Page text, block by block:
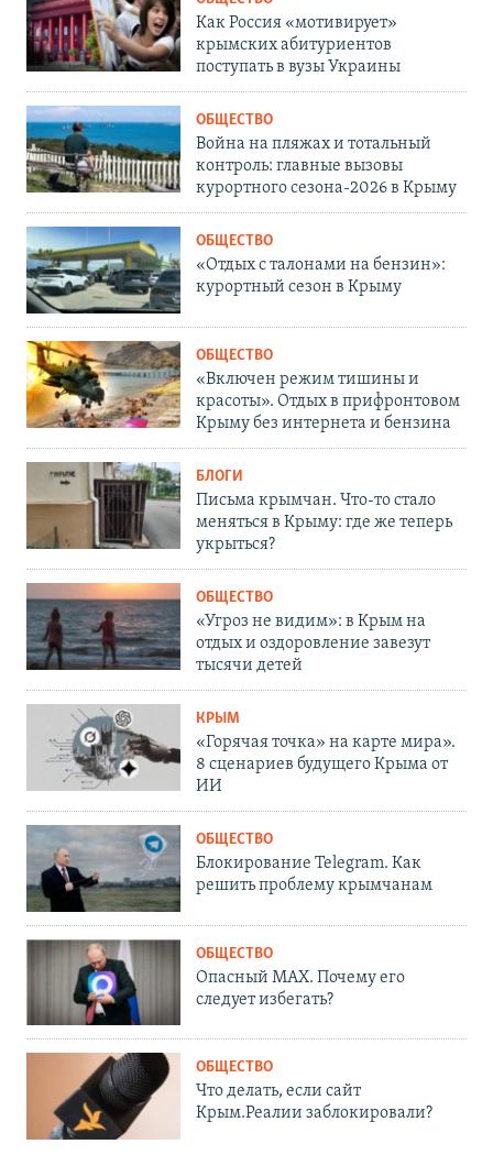
Как Россия «мотивирует»
крымских абитуриентов
поступать в вузы Украины
ОБЩЕСТВО
Война на пляжах и тотальный
контроль: главные вызовы
курортного сезона-2026 в Крыму
ОБЩЕСТВО
«Отдых с талонами на бензин»:
курортный сезон в Крыму
ОБЩЕСТВО
«Включен режим тишины и
красоты». Отдых в прифронтовом
Крыму без интернета и бензина
БЛОГИ
Письма крымчан. Что-то стало
меняться в Крыму: где же теперь
укрыться?
ОБЩЕСТВО
«Угроз не видим»: в Крым на
отдых и оздоровление завезут
тысячи детей
КРЫМ
«Горячая точка» на карте мира».
8 сценариев будущего Крыма от
ИИ
ОБЩЕСТВО
Блокирование Telegram. Как
решить проблему крымчанам
ОБЩЕСТВО
Опасный MAX. Почему его
следует избегать?
ОБЩЕСТВО
Что делать, если сайт
Крым.Реалии заблокировали?